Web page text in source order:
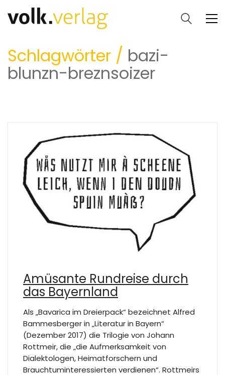
Schlagwörter / bazi-
blunzn-breznsoizer
Amüsante Rundreise durch
das Bayernland
Als „Bavarica im Dreierpack“ bezeichnet Alfred
Bammesberger in „Literatur in Bayern“
(Dezember 2017) die Trilogie von Johann
Rottmeir, die „die Aufmerksamkeit von
Dialektologen, Heimatforschern und
Brauchtuminteressierten verdienen“. Rottmeirs